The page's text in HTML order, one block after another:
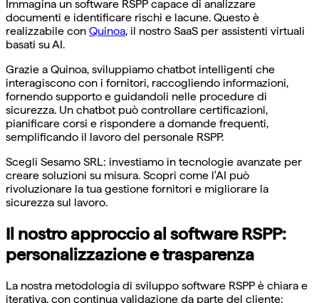
Immagina un software RSPP capace di analizzare
documenti e identificare rischi e lacune. Questo è
realizzabile con Quinoa, il nostro SaaS per assistenti virtuali
basati su AI.
Grazie a Quinoa, sviluppiamo chatbot intelligenti che
interagiscono con i fornitori, raccogliendo informazioni,
fornendo supporto e guidandoli nelle procedure di
sicurezza. Un chatbot può controllare certificazioni,
pianificare corsi e rispondere a domande frequenti,
semplificando il lavoro del personale RSPP.
Scegli Sesamo SRL: investiamo in tecnologie avanzate per
creare soluzioni su misura. Scopri come l'AI può
rivoluzionare la tua gestione fornitori e migliorare la
sicurezza sul lavoro.
Il nostro approccio al software RSPP:
personalizzazione e trasparenza
La nostra metodologia di sviluppo software RSPP è chiara e
iterativa, con continua validazione da parte del cliente: